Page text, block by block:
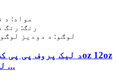
مواد: د
رنګ: رنګ
لوګو: د دودیز
16o لپاره ...